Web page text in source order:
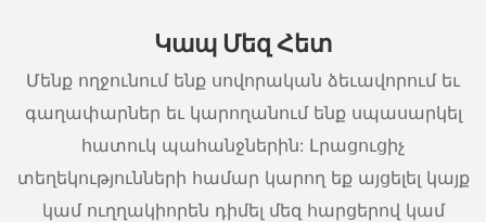
Կապ Մեզ Հետ
Մենք ողջունում ենք սովորական ձեւավորում եւ
գաղափարներ եւ կարողանում ենք սպասարկել
հատուկ պահանջներին: Լրացուցիչ
տեղեկությունների համար կարող եք այցելել կայք
կամ ուղղակիորեն դիմել մեզ հարցերով կամ